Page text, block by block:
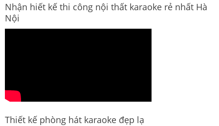
Nhận hiết kế thi công nội thất karaoke rẻ nhất Hà
Nội
Thiết kế phòng hát karaoke đẹp lạ